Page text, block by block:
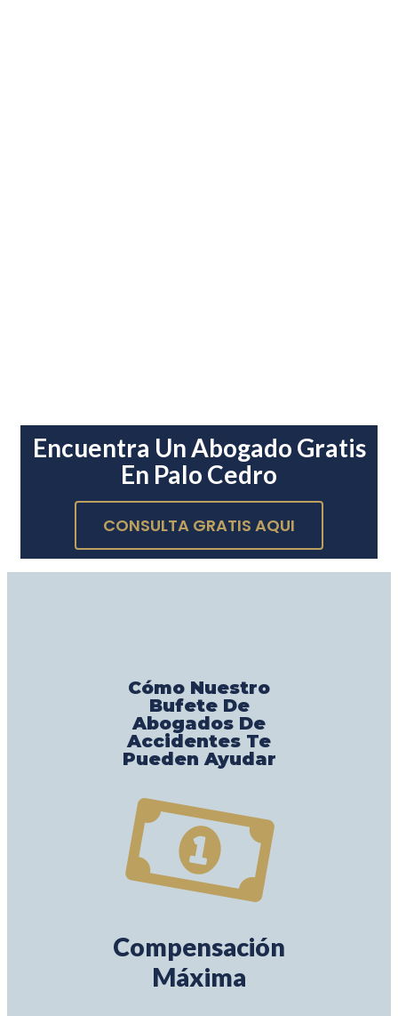
Encuentra Un Abogado Gratis
En Palo Cedro
CONSULTA GRATIS AQUI
Cómo Nuestro
Bufete De
Abogados De
Accidentes Te
Pueden Ayudar
Compensación
Máxima